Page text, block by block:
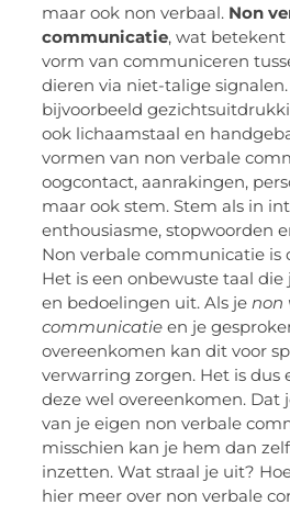
maar ook non verbaal. Non
communicatie, wat
vorm van communiceren
dieren via niet-talige
bijvoorbeeld
ook lichaamstaal en
vormen van non verbale
oogcontact, aanrakingen,
maar ook stem. Stem als in
enthousiasme, stopwoorden
Non verbale communicatie is
Het is een onbewuste taal die
en bedoelingen uit. Als jenon
communicatie en je
overeenkomen kan dit voor
verwarring zorgen. Het is
deze wel overeenkomen. Dat
van je eigen non verbale
misschien kan je hem dan
inzetten. Wat straal je uit?
hier meer over non verbale